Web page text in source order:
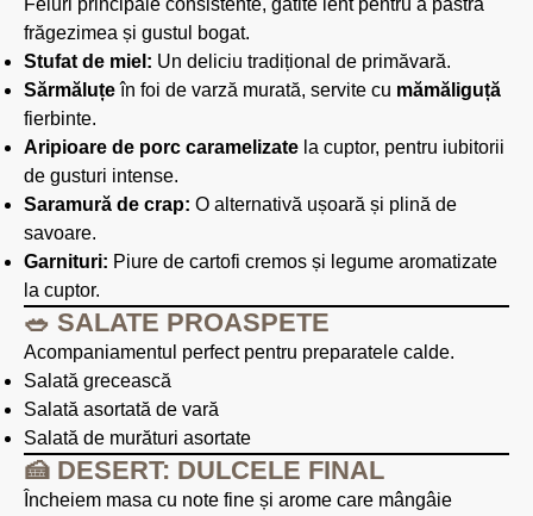
Feluri principale consistente, gătite lent pentru a păstra
frăgezimea și gustul bogat.
Stufat de miel: Un deliciu tradițional de primăvară.
Sărmăluțeîn foi de varză murată, servite cu mămăliguță
fierbinte.
Aripioare de porc caramelizate la cuptor, pentru iubitorii
de gusturi intense.
Saramură de crap: O alternativă ușoară și plină de
savoare.
Garnituri: Piure de cartofi cremos și legume aromatizate
la cuptor.
🥗 SALATE PROASPETE
Acompaniamentul perfect pentru preparatele calde.
Salată grecească
Salată asortată de vară
Salată de murături asortate
🍰 DESERT: DULCELE FINAL
Încheiem masa cu note fine și arome care mângâie